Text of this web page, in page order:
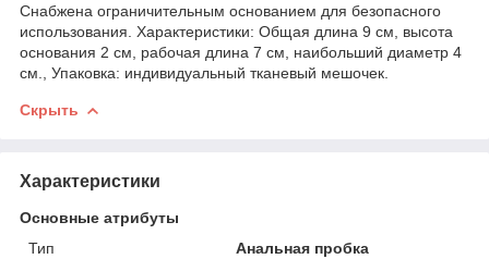
Снабжена ограничительным основанием для безопасного
использования. Характеристики: Общая длина 9 см, высота
основания 2 см, рабочая длина 7 см, наибольший диаметр 4
см., Упаковка: индивидуальный тканевый мешочек.
Скрыть
Характеристики
Основные атрибуты
Тип
Анальная пробка